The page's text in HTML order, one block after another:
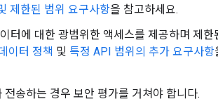
제한된 범위 요구사항을 참고하세요.
터에 대한 광범위한 액세스를 제공하며 제한
이터 정책 및 특정 API 범위의 추가 요구사항
전송하는 경우 보안 평가를 거쳐야 합니다.